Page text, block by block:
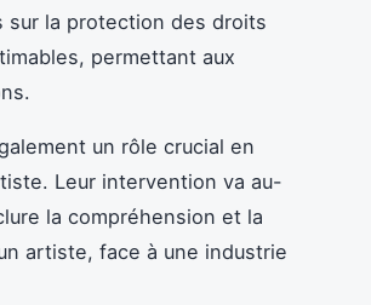
la protection des droits
permettant aux
un rôle crucial en
Leur intervention va au-
la compréhension et la
artiste, face à une industrie